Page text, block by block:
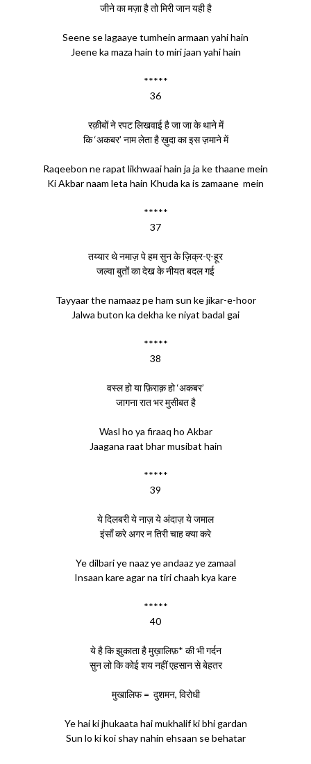
जीने का मज़ा है तो मिरी जान यही है
Seene se lagaaye tumhein armaan yahi hain
Jeene ka maza hain to miri jaan yahi hain
*****
36
रक़ीबों ने रपट लिखवाई है जा जा के थाने में
कि ‘अकबर’ नाम लेता है ख़ुदा का इस ज़माने में
Raqeebon ne rapat likhwaai hain ja ja ke thaane mein
Ki Akbar naam leta hain Khuda ka is zamaane mein
*****
37
तय्यार थे नमाज़ पे हम सुन के ज़िक्र-ए-हूर
जल्वा बुतों का देख के नीयत बदल गई
Tayyaar the namaaz pe ham sun ke jikar-e-hoor
Jalwa buton ka dekha ke niyat badal gai
*****
38
वस्ल हो या फ़िराक़ हो ‘अकबर’
जागना रात भर मुसीबत है
Wasl ho ya firaaq ho Akbar
Jaagana raat bhar musibat hain
*****
39
ये दिलबरी ये नाज़ ये अंदाज़ ये जमाल
इंसाँ करे अगर न तिरी चाह क्या करे
Ye dilbari ye naaz ye andaaz ye zamaal
Insaan kare agar na tiri chaah kya kare
*****
40
ये है कि झुकाता है मुख़ालिफ़* की भी गर्दन
सुन लो कि कोई शय नहीं एहसान से बेहतर
मुखालिफ = दुशमन, विरोधी
Ye hai ki jhukaata hai mukhalif ki bhi gardan
Sun lo ki koi shay nahin ehsaan se behatar